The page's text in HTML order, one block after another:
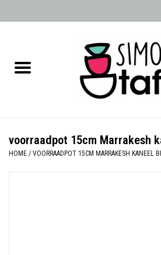
Albast waxinehouders van Zenza
voorraadpot 15cm Marrakesh
HOME / VOORRAADPOT 15CM MARRAKESH KANEEL